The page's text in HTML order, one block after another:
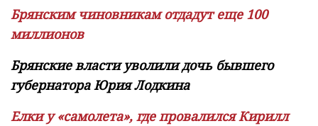
Брянским чиновникам отдадут еще 100
миллионов
Брянские власти уволили дочь бывшего
губернатора Юрия Лодкина
Елки у «самолета», где провалился Кирилл